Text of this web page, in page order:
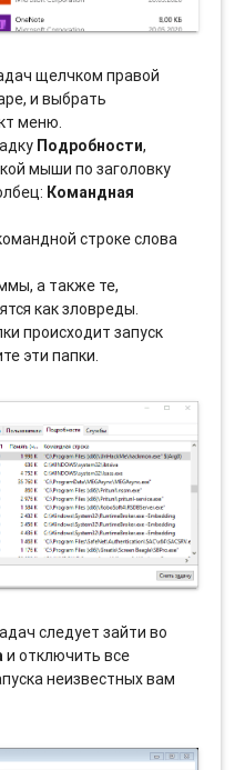
щелчком правой
и выбрать
меню.
Подробности,
мыши по заголовку
Командная
строке слова
а также те,
как зловреды.
происходит запуск
эти папки.
следует зайти во
и отключить все
неизвестных вам